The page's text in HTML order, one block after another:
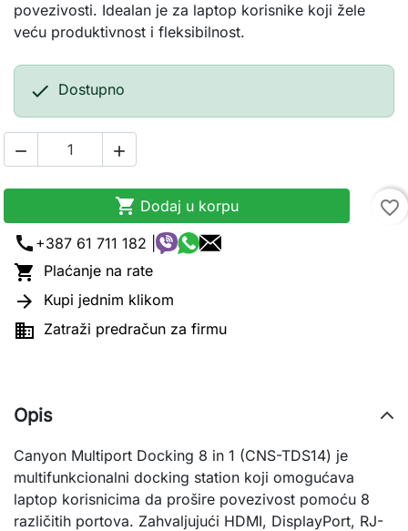
povezivosti. Idealan je za laptop korisnike koji žele
veću produktivnost i fleksibilnost.
 Dostupno
 
 Dodaj u korpu
favorite_border
call +387 61 711 182 |
 Plaćanje na rate
 Kupi jednim klikom
 Zatraži predračun za firmu
Opis
Canyon Multiport Docking 8 in 1 (CNS-TDS14) je
multifunkcionalni docking station koji omogućava
laptop korisnicima da prošire povezivost pomoću 8
različitih portova. Zahvaljujući HDMI, DisplayPort, RJ-